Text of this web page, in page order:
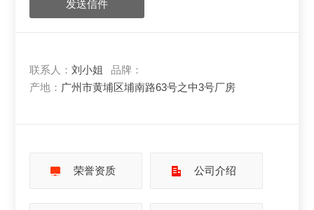
发送信件
联系人：刘小姐
品牌：
产地： 广州市黄埔区埔南路63号之中3号厂房
荣誉资质 公司介绍